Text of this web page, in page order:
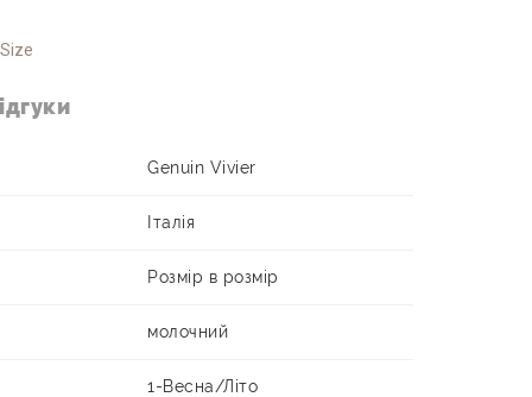
Genuin Vivier
Італія
Розмір в розмір
молочний
1-Весна/Літо